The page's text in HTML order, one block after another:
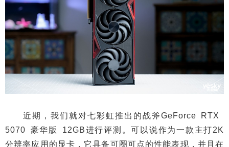
近期，我们就对七彩虹推出的战斧GeForce RTX
5070 豪华版 12GB进行评测。可以说作为一款主打2K
分辨率应用的显卡，它具备可圈可点的性能表现，并且在